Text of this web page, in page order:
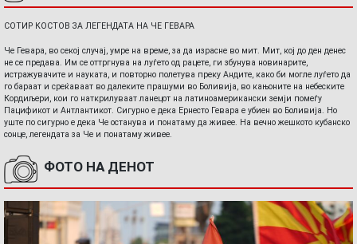
СОТИР КОСТОВ ЗА ЛЕГЕНДАТА НА ЧЕ ГЕВАРА
Че Гевара, во секој случај, умре на време, за да израсне во мит. Мит, кој до ден денес
не се предава. Им се оттргнува на луѓето од рацете, ги збунува новинарите,
истражувачите и науката, и повторно полетува преку Андите, како би могле луѓето да
го бараат и среќаваат во далеките прашуми во Боливија, во кањоните на небеските
Кордиљери, кои го наткрилуваат ланецот на латиноамерикански земји помеѓу
Пацификот и Антлантикот. Сигурно е дека Ернесто Гевара е убиен во Боливија. Но
уште по сигурно е дека Че останува и понатаму да живее. На вечно жешкото кубанско
сонце, легендата за Че и понатаму живее.
ФОТО НА ДЕНОТ